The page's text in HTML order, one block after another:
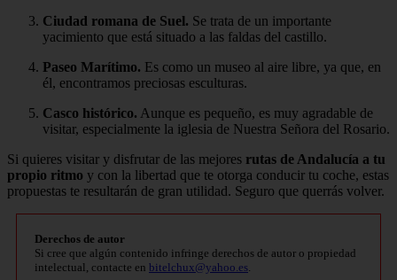
Ciudad romana de Suel. Se trata de un importante
yacimiento que está situado a las faldas del castillo.
Paseo Marítimo. Es como un museo al aire libre, ya que, en
él, encontramos preciosas esculturas.
Casco histórico. Aunque es pequeño, es muy agradable de
visitar, especialmente la iglesia de Nuestra Señora del Rosario.
Si quieres visitar y disfrutar de las mejores rutas de Andalucía a tu
propio ritmo y con la libertad que te otorga conducir tu coche, estas
propuestas te resultarán de gran utilidad. Seguro que querrás volver.
Derechos de autor
Si cree que algún contenido infringe derechos de autor o propiedad
intelectual, contacte en bitelchux@yahoo.es.